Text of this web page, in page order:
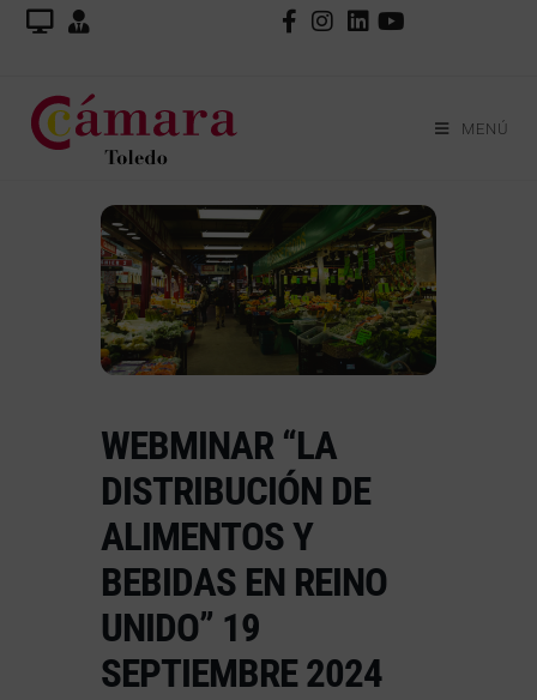
MENÚ
WEBMINAR “LA
DISTRIBUCIÓN DE
ALIMENTOS Y
BEBIDAS EN REINO
UNIDO” 19
SEPTIEMBRE 2024